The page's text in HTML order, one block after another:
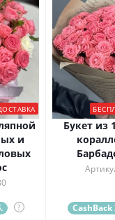
и
?
Букет из
CashBack